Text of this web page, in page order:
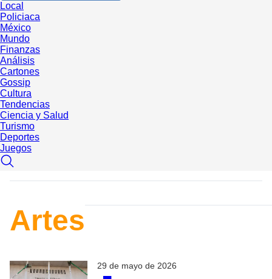
Local
Policiaca
México
Mundo
Finanzas
Análisis
Cartones
Gossip
Cultura
Tendencias
Ciencia y Salud
Turismo
Deportes
Juegos
Artes
29 de mayo de 2026